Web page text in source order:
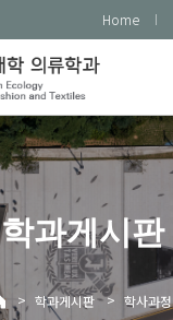
Home
학과게시판
> 학과게시판 > 학사과정